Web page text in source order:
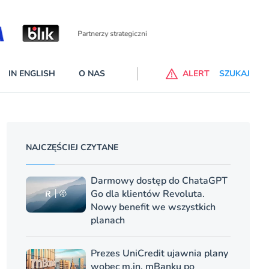
IN ENGLISH O NAS ALERT SZUKAJ
NAJCZĘŚCIEJ CZYTANE
Darmowy dostęp do ChataGPT
Go dla klientów Revoluta.
Nowy benefit we wszystkich
planach
Prezes UniCredit ujawnia plany